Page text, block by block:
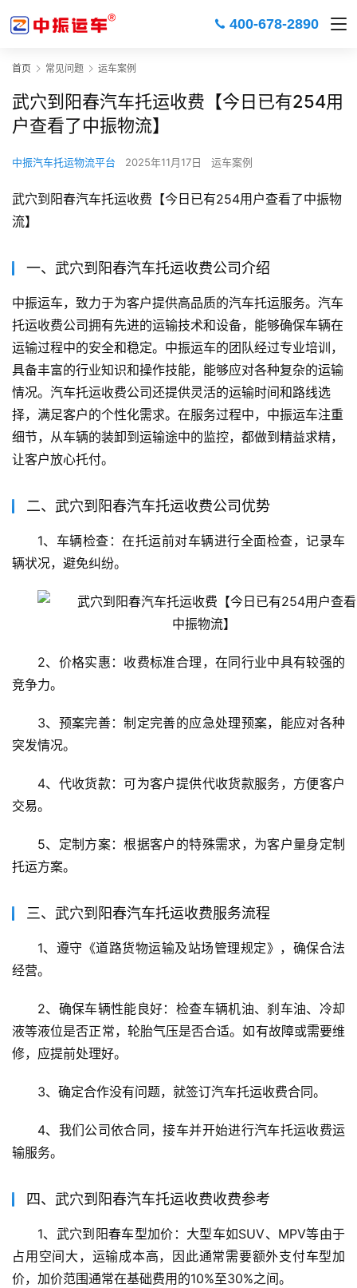
400-678-2890
首页 常见问题 运车案例
武穴到阳春汽车托运收费【今日已有254用
户查看了中振物流】
中振汽车托运物流平台 2025年11月17日 运车案例
武穴到阳春汽车托运收费【今日已有254用户查看了中振物
流】
一、武穴到阳春汽车托运收费公司介绍
中振运车，致力于为客户提供高品质的汽车托运服务。汽车
托运收费公司拥有先进的运输技术和设备，能够确保车辆在
运输过程中的安全和稳定。中振运车的团队经过专业培训，
具备丰富的行业知识和操作技能，能够应对各种复杂的运输
情况。汽车托运收费公司还提供灵活的运输时间和路线选
择，满足客户的个性化需求。在服务过程中，中振运车注重
细节，从车辆的装卸到运输途中的监控，都做到精益求精，
让客户放心托付。
二、武穴到阳春汽车托运收费公司优势
1、车辆检查：在托运前对车辆进行全面检查，记录车
辆状况，避免纠纷。
2、价格实惠：收费标准合理，在同行业中具有较强的
竞争力。
3、预案完善：制定完善的应急处理预案，能应对各种
突发情况。
4、代收货款：可为客户提供代收货款服务，方便客户
交易。
5、定制方案：根据客户的特殊需求，为客户量身定制
托运方案。
三、武穴到阳春汽车托运收费服务流程
1、遵守《道路货物运输及站场管理规定》，确保合法
经营。
2、确保车辆性能良好：检查车辆机油、刹车油、冷却
液等液位是否正常，轮胎气压是否合适。如有故障或需要维
修，应提前处理好。
3、确定合作没有问题，就签订汽车托运收费合同。
4、我们公司依合同，接车并开始进行汽车托运收费运
输服务。
四、武穴到阳春汽车托运收费收费参考
1、武穴到阳春车型加价：大型车如SUV、MPV等由于
占用空间大，运输成本高，因此通常需要额外支付车型加
价，加价范围通常在基础费用的10%至30%之间。